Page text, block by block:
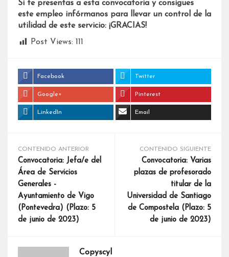
Si te presentas a esta convocatoria y consigues
este empleo infórmanos para llevar un control de la
utilidad de este servicio: ¡GRACIAS!
Post Views: 111
Facebook Twitter
Google+ Pinterest
LinkedIn Email
CONTENIDO ANTERIOR
Convocatoria: Jefa/e del
Área de Servicios
Generales -
Ayuntamiento de Vigo
(Pontevedra) (Plazo: 5
de junio de 2023)
CONTENIDO SIGUIENTE
Convocatoria: Varias
plazas de profesorado
titular de la
Universidad de Santiago
de Compostela (Plazo: 5
de junio de 2023)
Copyscyl